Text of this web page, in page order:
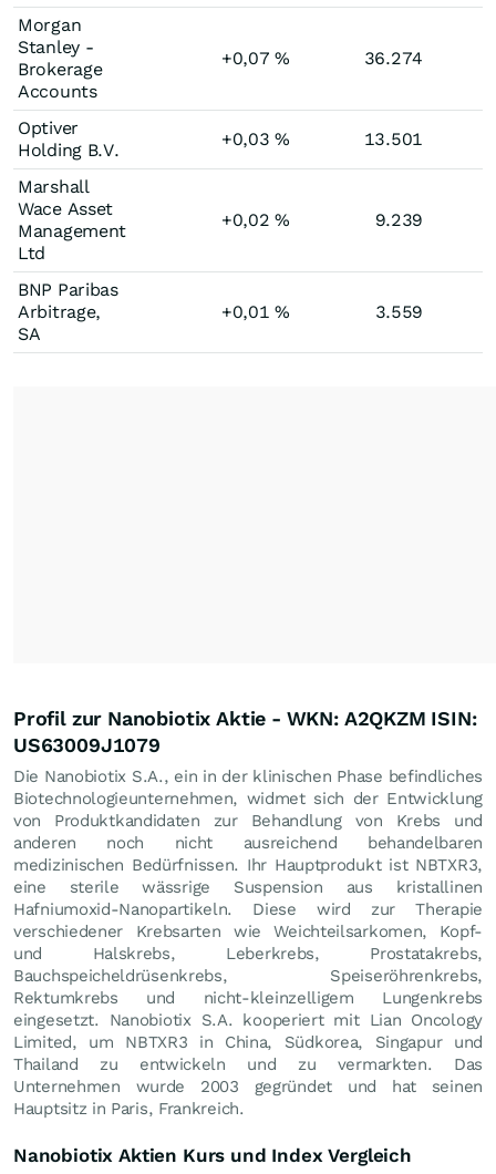
Morgan
Stanley -
Brokerage
Accounts
+0,07% 36.274
Optiver
Holding B.V.
+0,03% 13.501
Marshall
Wace Asset
Management
Ltd
+0,02% 9.239
BNP Paribas
Arbitrage,
SA
+0,01% 3.559
Profil zur Nanobiotix Aktie - WKN: A2QKZM ISIN:
US63009J1079
Die Nanobiotix S.A., ein in der klinischen Phase befindliches
Biotechnologieunternehmen, widmet sich der Entwicklung
von Produktkandidaten zur Behandlung von Krebs und
anderen noch nicht ausreichend behandelbaren
medizinischen Bedürfnissen. Ihr Hauptprodukt ist NBTXR3,
eine sterile wässrige Suspension aus kristallinen
Hafniumoxid-Nanopartikeln. Diese wird zur Therapie
verschiedener Krebsarten wie Weichteilsarkomen, Kopf-
und Halskrebs, Leberkrebs, Prostatakrebs,
Bauchspeicheldrüsenkrebs, Speiseröhrenkrebs,
Rektumkrebs und nicht-kleinzelligem Lungenkrebs
eingesetzt. Nanobiotix S.A. kooperiert mit Lian Oncology
Limited, um NBTXR3 in China, Südkorea, Singapur und
Thailand zu entwickeln und zu vermarkten. Das
Unternehmen wurde 2003 gegründet und hat seinen
Hauptsitz in Paris, Frankreich.
Nanobiotix Aktien Kurs und Index Vergleich